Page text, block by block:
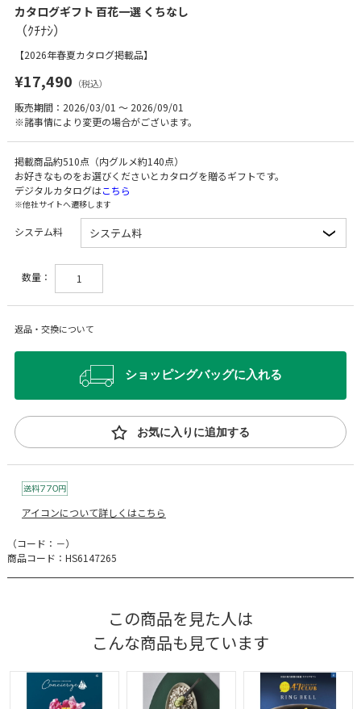
カタログギフト 百花一選 くちなし
【2026年春夏カタログ掲載品】
¥17,490 （税込）
販売期間：2026/03/01 ～ 2026/09/01
※諸事情により変更の場合がございます。
掲載商品約510点（内グルメ約140点）
お好きなものをお選びくださいとカタログを贈るギフトです。
デジタルカタログはこちら
※他社サイトへ遷移します
システム料
数量：
返品・交換について
ショッピングバッグに入れる
お気に入りに追加する
アイコンについて詳しくはこちら
（コード：－）
商品コード：HS6147265
この商品を見た人は
こんな商品も見ています